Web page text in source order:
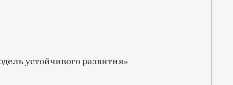
устойчивого развития»